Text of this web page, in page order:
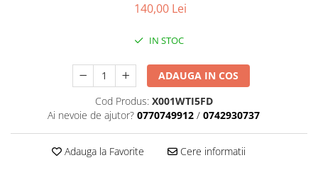
140,00 Lei
IN STOC
ADAUGA IN COS
Cod Produs: X001WTI5FD
Ai nevoie de ajutor? 0770749912 / 0742930737
Adauga la Favorite Cere informatii